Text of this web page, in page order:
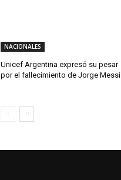
NACIONALES
Unicef Argentina expresó su pesar
por el fallecimiento de Jorge Messi